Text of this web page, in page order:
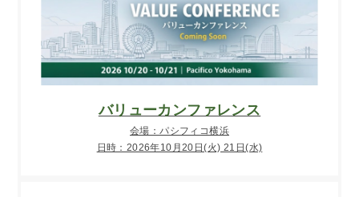
バリューカンファレンス
会場：パシフィコ横浜
日時：2026年10月20日(火) 21日(水)